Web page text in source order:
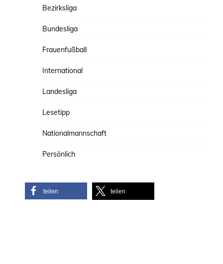
Bezirksliga
Bundesliga
Frauenfußball
International
Landesliga
Lesetipp
Nationalmannschaft
Persönlich
teilen teilen